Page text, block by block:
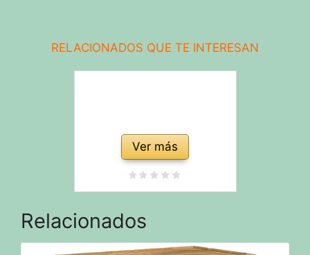
RELACIONADOS QUE TE INTERESAN
Ver más
Relacionados